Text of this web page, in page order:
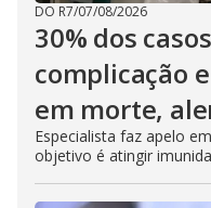
DO R7/07/08/2026
30% dos
complicação
em morte,
Especialista faz apelo
objetivo é atingir